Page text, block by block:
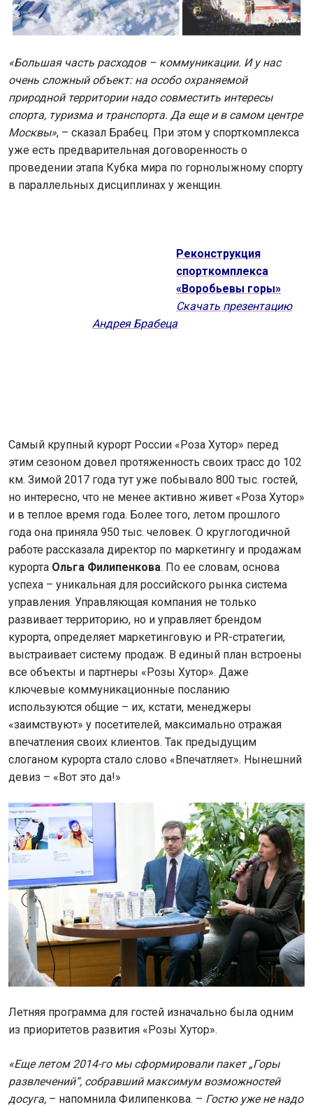
«Большая часть расходов – коммуникации. И у нас
очень сложный объект: на особо охраняемой
природной территории надо совместить интересы
спорта, туризма и транспорта. Да еще и в самом центре
Москвы», – сказал Брабец. При этом у спорткомплекса
уже есть предварительная договоренность о
проведении этапа Кубка мира по горнолыжному спорту
в параллельных дисциплинах у женщин.
Реконструкция
спорткомплекса
«Воробьевы горы»
Скачать презентацию
Андрея Брабеца
Самый крупный курорт России «Роза Хутор» перед
этим сезоном довел протяженность своих трасс до 102
км. Зимой 2017 года тут уже побывало 800 тыс. гостей,
но интересно, что не менее активно живет «Роза Хутор»
и в теплое время года. Более того, летом прошлого
года она приняла 950 тыс. человек. О круглогодичной
работе рассказала директор по маркетингу и продажам
курорта Ольга Филипенкова. По ее словам, основа
успеха – уникальная для российского рынка система
управления. Управляющая компания не только
развивает территорию, но и управляет брендом
курорта, определяет маркетинговую и PR-стратегии,
выстраивает систему продаж. В единый план встроены
все объекты и партнеры «Розы Хутор». Даже
ключевые коммуникационные посланию
используются общие – их, кстати, менеджеры
«заимствуют» у посетителей, максимально отражая
впечатления своих клиентов. Так предыдущим
слоганом курорта стало слово «Впечатляет». Нынешний
девиз – «Вот это да!»
Летняя программа для гостей изначально была одним
из приоритетов развития «Розы Хутор».
«Еще летом 2014-го мы сформировали пакет „Горы
развлечений“, собравший максимум возможностей
досуга, – напомнила Филипенкова. – Гостю уже не надо